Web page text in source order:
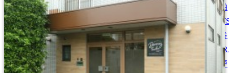
上野/北千住/葛飾/松戸/柏
UENO/KITASENJU/
川口/戸田/浦和/大宮/越谷
KAWAGUCHI/TODA/
池袋/板橋/志木/川越/坂戸